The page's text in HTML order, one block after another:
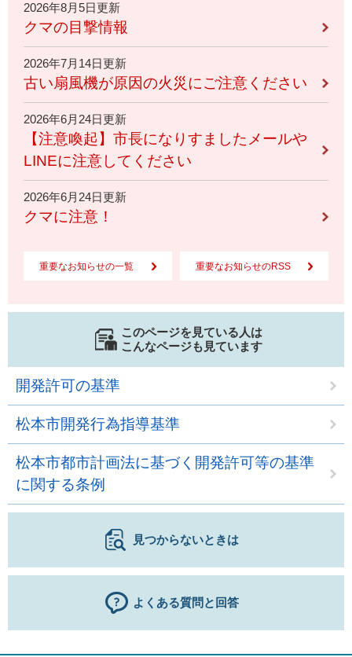
2026年8月5日更新
クマの目撃情報
2026年7月14日更新
古い扇風機が原因の火災にご注意ください
2026年6月24日更新
【注意喚起】市長になりすましたメールや
LINEに注意してください
2026年6月24日更新
クマに注意！
重要なお知らせの一覧 重要なお知らせのRSS
このページを見ている人は
こんなページも見ています
開発許可の基準
松本市開発行為指導基準
松本市都市計画法に基づく開発許可等の基準
に関する条例
見つからないときは
よくある質問と回答